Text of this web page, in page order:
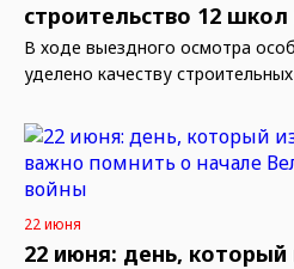
строительство 12
В ходе выездного осмотра
уделено качеству
22 июня
22 июня: день,